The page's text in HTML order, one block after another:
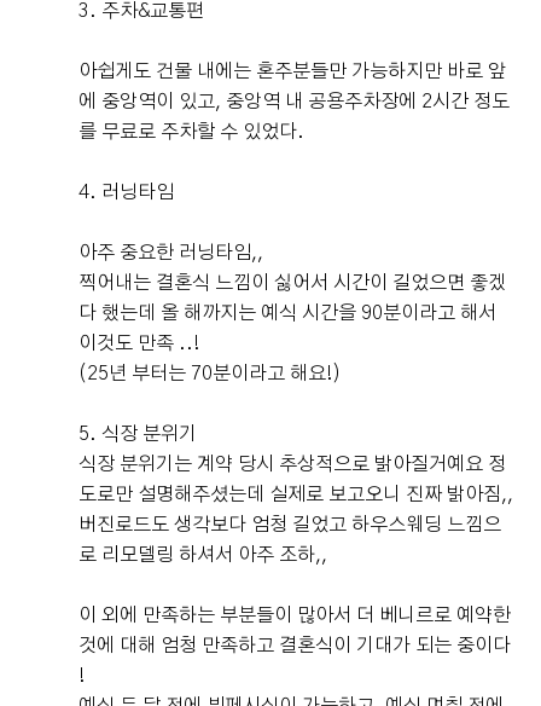
The Venir Story
더 베니르 고객후기
3. 주차&교통편
아쉽게도 건물 내에는 혼주분들만 가능하지만 바로 앞
에 중앙역이 있고, 중앙역 내 공용주차장에 2시간 정도
를 무료로 주차할 수 있었다.
4. 러닝타임
아주 중요한 러닝타임,,
찍어내는 결혼식 느낌이 싫어서 시간이 길었으면 좋겠
다 했는데 올 해까지는 예식 시간을 90분이라고 해서
이것도 만족 ..!
(25년 부터는 70분이라고 해요!)
5. 식장 분위기
식장 분위기는 계약 당시 추상적으로 밝아질거예요 정
도로만 설명해주셨는데 실제로 보고오니 진짜 밝아짐,,
버진로드도 생각보다 엄청 길었고 하우스웨딩 느낌으
로 리모델링 하셔서 아주 조하,,
이 외에 만족하는 부분들이 많아서 더 베니르로 예약한
것에 대해 엄청 만족하고 결혼식이 기대가 되는 중이다
!